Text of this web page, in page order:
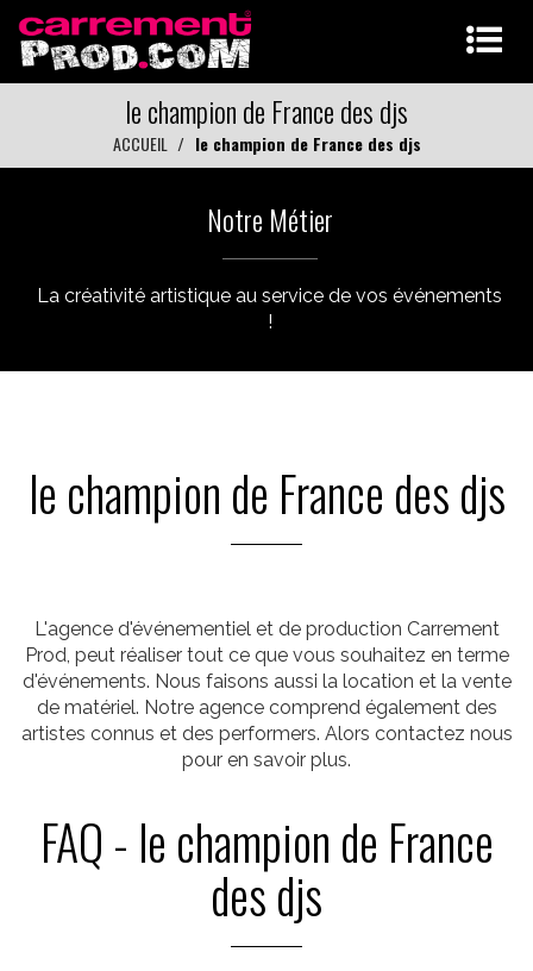
le champion de France des djs
ACCUEIL le champion de France des djs
Notre Métier
La créativité artistique au service de vos événements
!
le champion de France des djs
L'agence d'événementiel et de production Carrement
Prod, peut réaliser tout ce que vous souhaitez en terme
d'événements. Nous faisons aussi la location et la vente
de matériel. Notre agence comprend également des
artistes connus et des performers. Alors contactez nous
pour en savoir plus.
FAQ - le champion de France
des djs